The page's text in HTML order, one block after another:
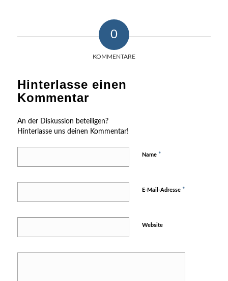
0
KOMMENTARE
Hinterlasse einen
Kommentar
An der Diskussion beteiligen?
Hinterlasse uns deinen Kommentar!
Name *
E-Mail-Adresse *
Website